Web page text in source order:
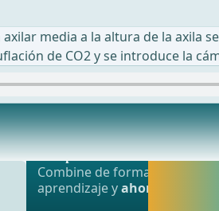
media a la altura de la
de CO2 y se introduce la
en los lugares previamente
Oferta más popular
webop - Ahorro flexible
Combine de forma flexible
aprendizaje yahorre hasta